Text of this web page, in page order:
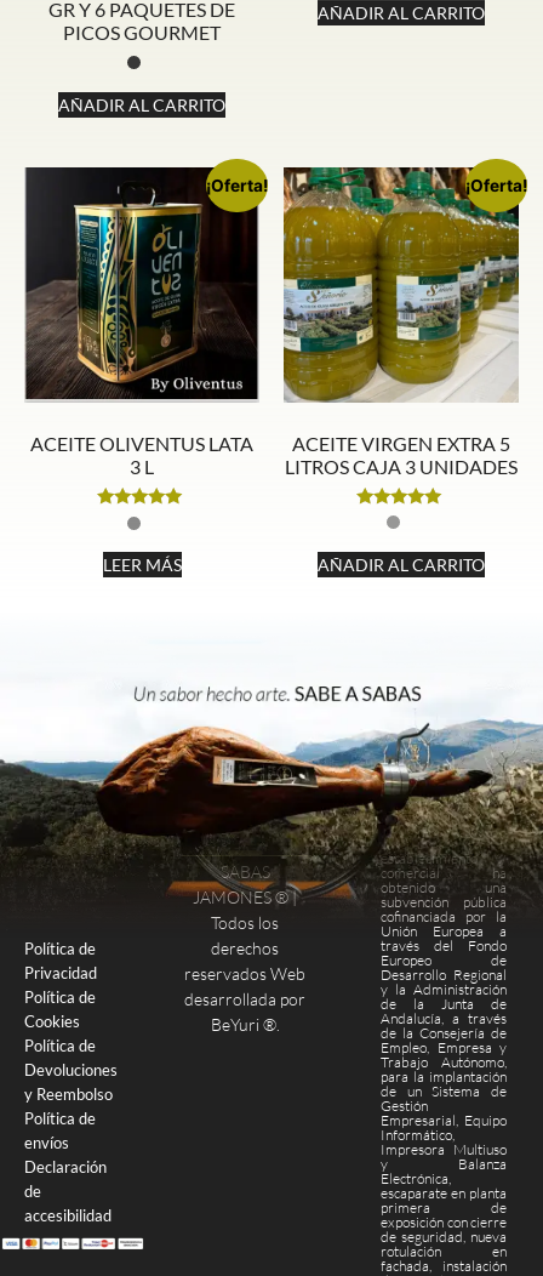
GR Y 6 PAQUETES DE
PICOS GOURMET
AÑADIR AL CARRITO
AÑADIR AL CARRITO
¡Oferta!
ACEITE OLIVENTUS LATA
3 L
Valorado
con
5.00
de 5
LEER MÁS
¡Oferta!
ACEITE VIRGEN EXTRA 5
LITROS CAJA 3 UNIDADES
Valorado
4.86
de 5
AÑADIR AL CARRITO
Política de
Privacidad
Política de
Cookies
Política de
Devoluciones
y Reembolso
Política de
envíos
Declaración
de
accesibilidad
SABAS
JAMONES ® |
Todos los
derechos
reservados Web
desarrollada por
BeYuri ®.
Este
establecimiento
comercial ha
obtenido una
subvención pública
cofinanciada por la
Unión Europea a
través del Fondo
Europeo de
Desarrollo Regional
y la Administración
de la Junta de
Andalucía, a través
de la Consejería de
Empleo, Empresa y
Trabajo Autónomo,
para la implantación
de un Sistema de
Gestión
Empresarial, Equipo
Informático,
Impresora Multiuso
y Balanza
Electrónica,
escaparate en planta
primera de
exposición con cierre
de seguridad, nueva
rotulación en
fachada, instalación